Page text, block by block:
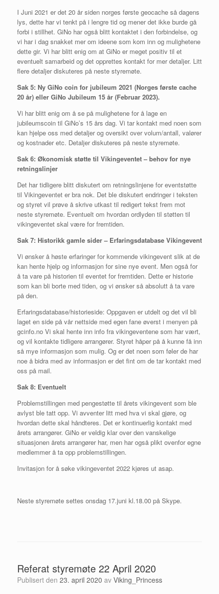
I Juni 2021 er det 20 år siden norges første geocache så dagens
lys, dette har vi tenkt på i lengre tid og mener det ikke burde gå
forbi i stillhet. GiNo har også blitt kontaktet i den forbindelse, og
vi har i dag snakket mer om ideene som kom inn og mulighetene
dette gir. Vi har blitt enig om at GiNo er meget positiv til et
eventuelt samarbeid og det opprettes kontakt for mer detaljer. Litt
flere detaljer diskuteres på neste styremøte.
Sak 5: Ny GiNo coin for jubileum 2021 (Norges første cache
20 år) eller GiNo Jubileum 15 år (Februar 2023).
Vi har blitt enig om å se på mulighetene for å lage en
jubileumscoin til GiNo’s 15 års dag. Vi tar kontakt med noen som
kan hjelpe oss med detaljer og oversikt over volum/antall, valører
og kostnader etc. Detaljer diskuteres på neste styremøte.
Sak 6: Økonomisk støtte til Vikingeventet – behov for nye
retningslinjer
Det har tidligere blitt diskutert om retningslinjene for eventstøtte
til Vikingeventet er bra nok. Det ble diskutert endringer i teksten
og styret vil prøve å skrive utkast til redigert tekst frem mot
neste styremøte. Eventuelt om hvordan ordlyden til støtten til
vikingeventet skal være for fremtiden.
Sak 7: Historikk gamle sider – Erfaringsdatabase Vikingevent
Vi ønsker å høste erfaringer for kommende vikingevent slik at de
kan hente hjelp og informasjon for sine nye event. Men også for
å ta vare på historien til eventet for fremtiden. Dette er historie
som kan bli borte med tiden, og vi ønsker så absolutt å ta vare
på den.
Erfaringsdatabase/historieside: Oppgaven er utdelt og det vil bli
laget en side på vår nettside med egen fane øverst i menyen på
gcinfo.no Vi skal hente inn info fra vikingeventene som har vært,
og vil kontakte tidligere arrangører. Styret håper på å kunne få inn
så mye informasjon som mulig. Og er det noen som føler de har
noe å bidra med av informasjon er det fint om de tar kontakt med
oss på mail.
Sak 8: Eventuelt
Problemstillingen med pengestøtte til årets vikingevent som ble
avlyst ble tatt opp. Vi avventer litt med hva vi skal gjøre, og
hvordan dette skal håndteres. Det er kontinuerlig kontakt med
årets arrangører. GiNo er veldig klar over den vanskelige
situasjonen årets arrangører har, men har også plikt ovenfor egne
medlemmer å ta opp problemstillingen.
Invitasjon for å søke vikingeventet 2022 kjøres ut asap.
Neste styremøte settes onsdag 17.juni kl.18.00 på Skype.
Referat styremøte 22 April 2020
Publisert den 23. april 2020 av Viking_Princess